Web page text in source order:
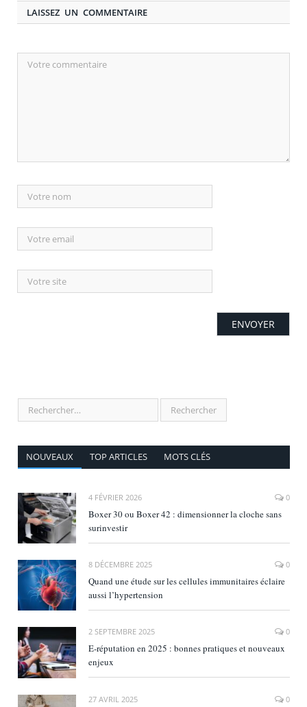
LAISSEZ UN COMMENTAIRE
NOUVEAUX TOP ARTICLES MOTS CLÉS
4 FÉVRIER 2026 0
Boxer 30 ou Boxer 42 : dimensionner la cloche sans
surinvestir
8 DÉCEMBRE 2025 0
Quand une étude sur les cellules immunitaires éclaire
aussi l’hypertension
2 SEPTEMBRE 2025 0
E‑réputation en 2025 : bonnes pratiques et nouveaux
enjeux
27 AVRIL 2025 0